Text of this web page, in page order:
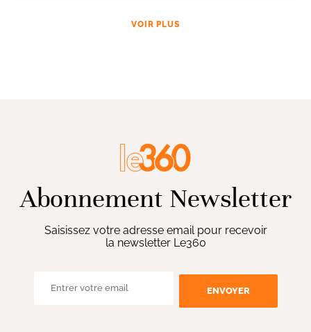
VOIR PLUS
Abonnement Newsletter
Saisissez votre adresse email pour recevoir
la newsletter Le360
ENVOYER